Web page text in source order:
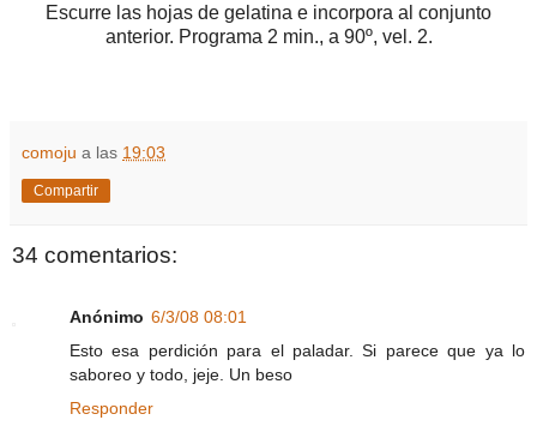
Escurre las hojas de gelatina e incorpora al conjunto
anterior. Programa 2 min., a 90º, vel. 2.
comoju a las 19:03
Compartir
34 comentarios:
Anónimo 6/3/08 08:01
Esto esa perdición para el paladar. Si parece que ya lo
saboreo y todo, jeje. Un beso
Responder